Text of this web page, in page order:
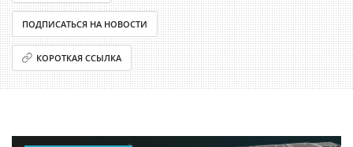
ПОДПИСАТЬСЯ НА НОВОСТИ
КОРОТКАЯ ССЫЛКА